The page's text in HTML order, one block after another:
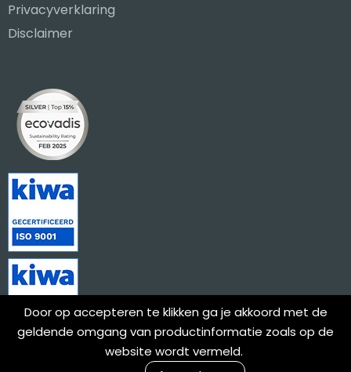
Privacyverklaring
Disclaimer
Door op accepteren te klikken ga je akkoord met de
geldende omgang van productinformatie zoals op de
website wordt vermeld.